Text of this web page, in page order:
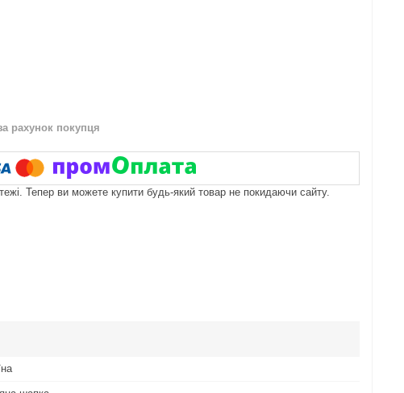
рахунок покупця
Тепер ви можете купити будь-який товар не покидаючи сайту.